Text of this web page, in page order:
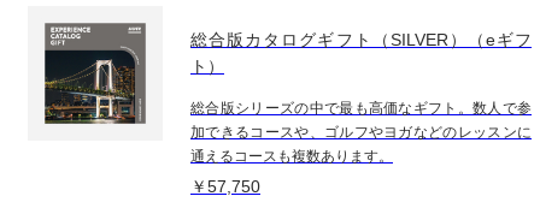
総合版カタログギフト（SILVER）（eギフ
ト）
総合版シリーズの中で最も高価なギフト。数人で参
加できるコースや、ゴルフやヨガなどのレッスンに
通えるコースも複数あります。
￥57,750